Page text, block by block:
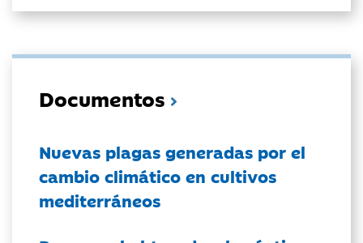
Documentos
Nuevas plagas generadas por el
cambio climático en cultivos
mediterráneos